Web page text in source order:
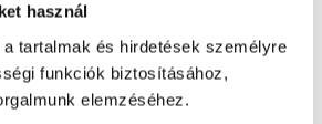
használ
tartalmak és hirdetések személyre
funkciók biztosításához,
elemzéséhez.